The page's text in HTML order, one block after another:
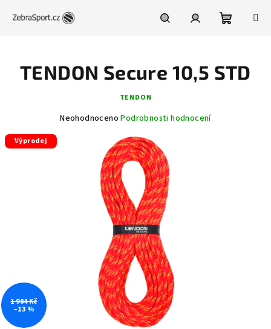
košík
TENDON Secure 10,5 STD
TENDON
Průměrné
Neohodnoceno Podrobnosti hodnocení
Výprodej
1 984 Kč
–13 %